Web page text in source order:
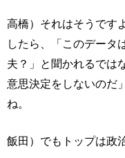
高橋）それはそうです
したら、「このデー
夫？」と聞かれるでは
意思決定をしないのだ
ね。
飯田）でもトップは政